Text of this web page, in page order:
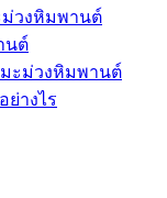
ม่วงหิมพานต์
นต์
ะม่วงหิมพานต์
างไร